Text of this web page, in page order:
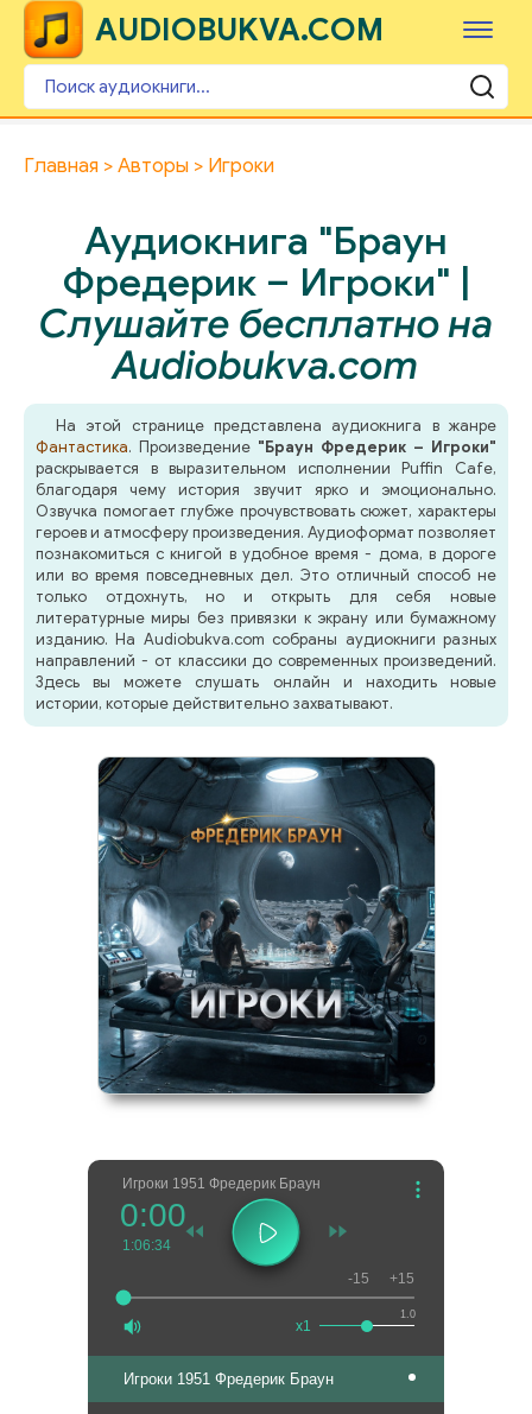
AUDIOBUKVA.COM
Главная Авторы Игроки
Аудиокнига "Браун
Фредерик – Игроки" |
Слушайте бесплатно на
Audiobukva.com
На этой странице представлена аудиокнига в жанре
Фантастика. Произведение "Браун Фредерик – Игроки"
раскрывается в выразительном исполнении Puffin Cafe,
благодаря чему история звучит ярко и эмоционально.
Озвучка помогает глубже прочувствовать сюжет, характеры
героев и атмосферу произведения. Аудиоформат позволяет
познакомиться с книгой в удобное время - дома, в дороге
или во время повседневных дел. Это отличный способ не
только отдохнуть, но и открыть для себя новые
литературные миры без привязки к экрану или бумажному
изданию. На Audiobukva.com собраны аудиокниги разных
направлений - от классики до современных произведений.
Здесь вы можете слушать онлайн и находить новые
истории, которые действительно захватывают.
Игроки 1951 Фредерик Браун
0:00
1:06:34
1.0
x1
-15 +15
Игроки 1951 Фредерик Браун